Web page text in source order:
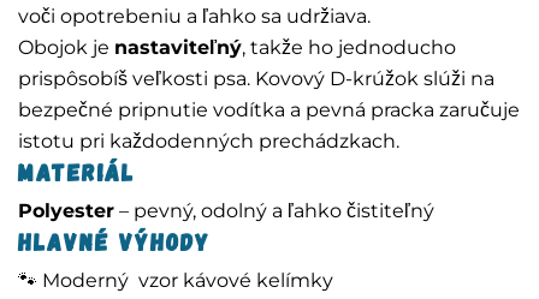
voči opotrebeniu a ľahko sa udržiava.
Obojok je nastaviteľný, takže ho jednoducho
prispôsobíš veľkosti psa. Kovový D-krúžok slúži na
bezpečné pripnutie vodítka a pevná pracka zaručuje
istotu pri každodenných prechádzkach.
Materiál
Polyester – pevný, odolný a ľahko čistiteľný
Hlavné výhody
🐾 Moderný vzor kávové kelímky